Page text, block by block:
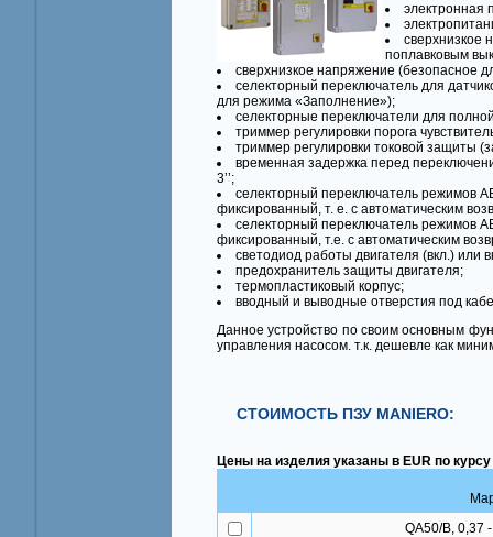
электронная
сверхнизкое
поплавковым
сверхнизкое напряжение (безопасное
селекторный переключатель для
для режима «Заполнение»);
селекторные переключатели для
триммер регулировки порога
триммер регулировки токовой защиты
временная задержка перед
3’’;
селекторный переключатель
фиксированный, т. е. с автоматическим
селекторный переключатель
фиксированный, т.е. с автоматическим
светодиод работы двигателя (вкл.) или
предохранитель защиты двигателя;
термопластиковый корпус;
вводный и выводные отверстия под
Данное устройство по своим основным
управления насосом. т.к. дешевле как
СТОИМОСТЬ ПЗУ MANIERO:
Цены на изделия указаны в EUR по
QA50/B, 0,37